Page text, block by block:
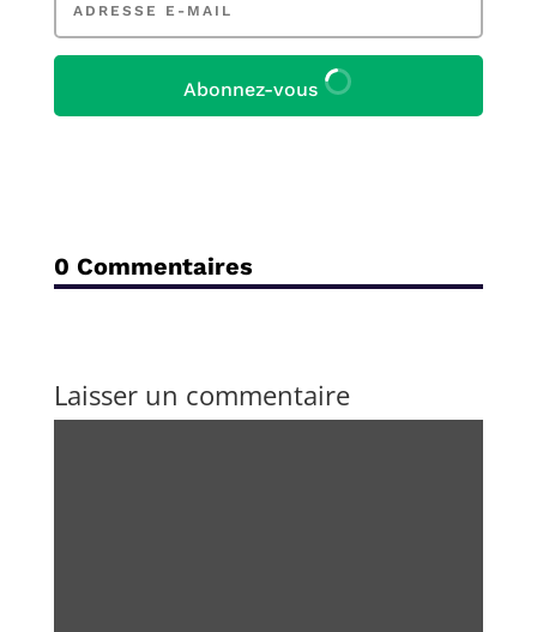
mail
Abonnez-vous
0 Commentaires
Laisser un commentaire